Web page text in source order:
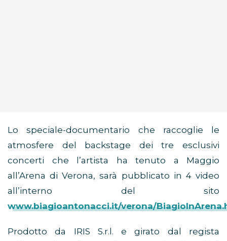
Lo speciale-documentario che raccoglie le
atmosfere del backstage dei tre esclusivi
concerti che l’artista ha tenuto a Maggio
all’Arena di Verona, sarà pubblicato in 4 video
all’interno del sito
www.biagioantonacci.it/verona/
Prodotto da IRIS S.r.l. e girato dal regista